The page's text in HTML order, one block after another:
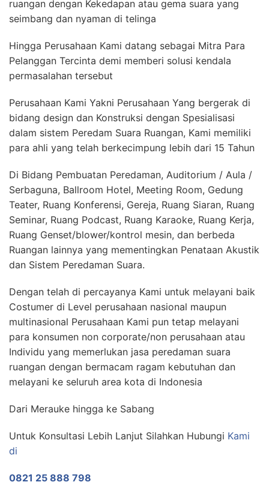
ruangan dengan Kekedapan atau gema suara yang
seimbang dan nyaman di telinga
Hingga Perusahaan Kami datang sebagai Mitra Para
Pelanggan Tercinta demi memberi solusi kendala
permasalahan tersebut
Perusahaan Kami Yakni Perusahaan Yang bergerak di
bidang design dan Konstruksi dengan Spesialisasi
dalam sistem Peredam Suara Ruangan, Kami memiliki
para ahli yang telah berkecimpung lebih dari 15 Tahun
Di Bidang Pembuatan Peredaman, Auditorium / Aula /
Serbaguna, Ballroom Hotel, Meeting Room, Gedung
Teater, Ruang Konferensi, Gereja, Ruang Siaran, Ruang
Seminar, Ruang Podcast, Ruang Karaoke, Ruang Kerja,
Ruang Genset/blower/kontrol mesin, dan berbeda
Ruangan lainnya yang mementingkan Penataan Akustik
dan Sistem Peredaman Suara.
Dengan telah di percayanya Kami untuk melayani baik
Costumer di Level perusahaan nasional maupun
multinasional Perusahaan Kami pun tetap melayani
para konsumen non corporate/non perusahaan atau
Individu yang memerlukan jasa peredaman suara
ruangan dengan bermacam ragam kebutuhan dan
melayani ke seluruh area kota di Indonesia
Dari Merauke hingga ke Sabang
Untuk Konsultasi Lebih Lanjut Silahkan Hubungi Kami
di
0821 25 888 798